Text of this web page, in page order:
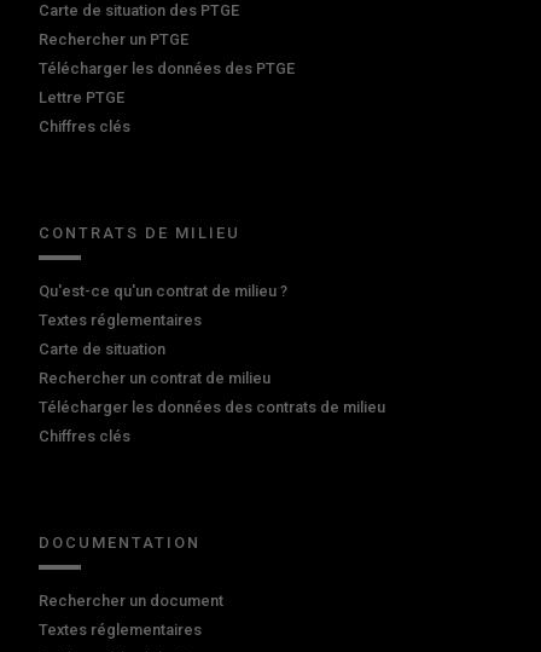
Carte de situation des PTGE
Rechercher un PTGE
Télécharger les données des PTGE
Lettre PTGE
Chiffres clés
CONTRATS DE MILIEU
Qu'est-ce qu'un contrat de milieu ?
Textes réglementaires
Carte de situation
Rechercher un contrat de milieu
Télécharger les données des contrats de milieu
Chiffres clés
DOCUMENTATION
Rechercher un document
Textes réglementaires